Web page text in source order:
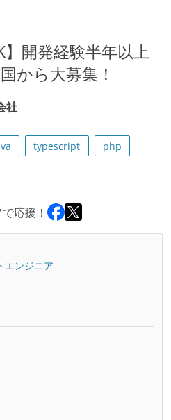
】開発経験半年以上
から大募集！
社
typescript
php
応援！
エンジニア